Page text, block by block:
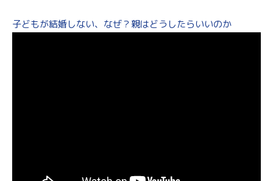
子どもが結婚しない、なぜ？親はどうしたらいいのか